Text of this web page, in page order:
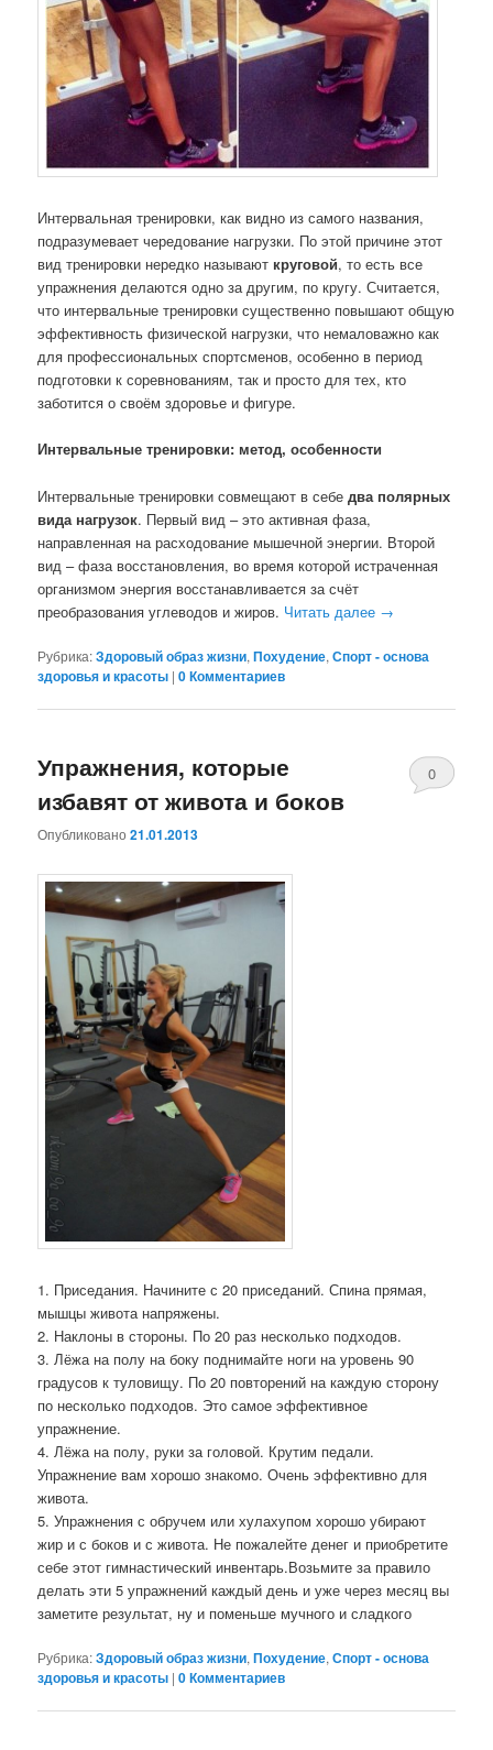
Интервальная тренировки, как видно из самого названия,
подразумевает чередование нагрузки. По этой причине этот
вид тренировки нередко называют круговой, то есть все
упражнения делаются одно за другим, по кругу. Считается,
что интервальные тренировки существенно повышают общую
эффективность физической нагрузки, что немаловажно как
для профессиональных спортсменов, особенно в период
подготовки к соревнованиям, так и просто для тех, кто
заботится о своём здоровье и фигуре.
Интервальные тренировки: метод, особенности
Интервальные тренировки совмещают в себе два полярных
вида нагрузок. Первый вид – это активная фаза,
направленная на расходование мышечной энергии. Второй
вид – фаза восстановления, во время которой истраченная
организмом энергия восстанавливается за счёт
преобразования углеводов и жиров. Читать далее →
Рубрика:Здоровый образ жизни,Похудение,Спорт - основа
здоровья и красоты |0 Комментариев
Упражнения, которые
избавят от живота и боков
Опубликовано21.01.2013
0
1. Приседания. Начините с 20 приседаний. Спина прямая,
мышцы живота напряжены.
2. Наклоны в стороны. По 20 раз несколько подходов.
3. Лёжа на полу на боку поднимайте ноги на уровень 90
градусов к туловищу. По 20 повторений на каждую сторону
по несколько подходов. Это самое эффективное
упражнение.
4. Лёжа на полу, руки за головой. Крутим педали.
Упражнение вам хорошо знакомо. Очень эффективно для
живота.
5. Упражнения с обручем или хулахупом хорошо убирают
жир и с боков и с живота. Не пожалейте денег и приобретите
себе этот гимнастический инвентарь.Возьмите за правило
делать эти 5 упражнений каждый день и уже через месяц вы
заметите результат, ну и поменьше мучного и сладкого
Рубрика:Здоровый образ жизни,Похудение,Спорт - основа
здоровья и красоты |0 Комментариев